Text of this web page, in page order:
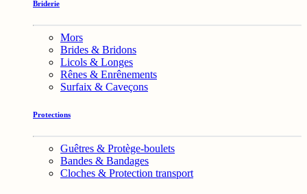
Briderie
Mors
Brides & Bridons
Licols & Longes
Rênes & Enrênements
Surfaix & Caveçons
Protections
Guêtres & Protège-boulets
Bandes & Bandages
Cloches & Protection transport